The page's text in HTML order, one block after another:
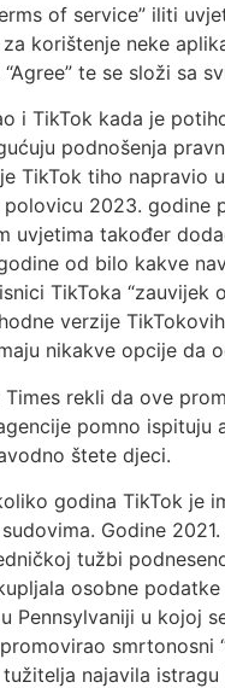
of service” iliti
korištenje neke
te se složi sa
i TikTok kada je
podnošenja
TikTok tiho napravio
2023. godine
uvjetima također
od bilo kakve
TikToka
verzije
nikakve opcije da
rekli da ove
pomno
štete djeci.
godina TikTok je
Godine
tužbi
osobne
Pennsylvaniji u kojoj
smrtonosni
najavila